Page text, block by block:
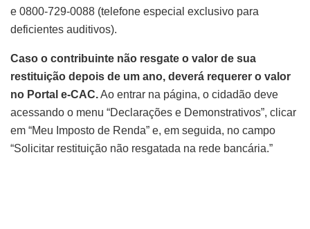
e 0800-729-0088 (telefone especial exclusivo para
deficientes auditivos).
Caso o contribuinte não resgate o valor de sua
restituição depois de um ano, deverá requerer o valor
no Portal e-CAC.Ao entrar na página, o cidadão deve
acessando o menu “Declarações e Demonstrativos”, clicar
em “Meu Imposto de Renda” e, em seguida, no campo
“Solicitar restituição não resgatada na rede bancária.”